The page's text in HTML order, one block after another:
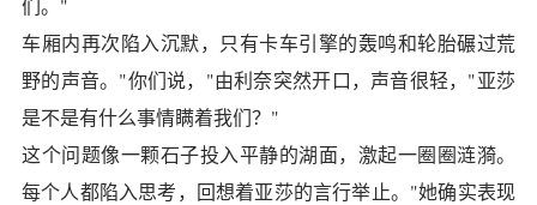
们。"
车厢内再次陷入沉默，只有卡车引擎的轰鸣和轮胎碾过荒
野的声音。"你们说，"由利奈突然开口，声音很轻，"亚莎
是不是有什么事情瞒着我们？"
这个问题像一颗石子投入平静的湖面，激起一圈圈涟漪。
每个人都陷入思考，回想着亚莎的言行举止。"她确实表现